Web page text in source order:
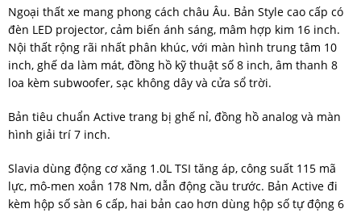
Ngoại thất xe mang phong cách châu Âu. Bản Style cao cấp có
đèn LED projector, cảm biến ánh sáng, mâm hợp kim 16 inch.
Nội thất rộng rãi nhất phân khúc, với màn hình trung tâm 10
inch, ghế da làm mát, đồng hồ kỹ thuật số 8 inch, âm thanh 8
loa kèm subwoofer, sạc không dây và cửa sổ trời.
Bản tiêu chuẩn Active trang bị ghế nỉ, đồng hồ analog và màn
hình giải trí 7 inch.
Slavia dùng động cơ xăng 1.0L TSI tăng áp, công suất 115 mã
lực, mô-men xoắn 178 Nm, dẫn động cầu trước. Bản Active đi
kèm hộp số sàn 6 cấp, hai bản cao hơn dùng hộp số tự động 6